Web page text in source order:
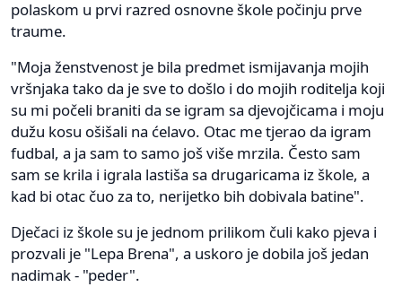
polaskom u prvi razred osnovne škole počinju prve
traume.
"Moja ženstvenost je bila predmet ismijavanja mojih
vršnjaka tako da je sve to došlo i do mojih roditelja koji
su mi počeli braniti da se igram sa djevojčicama i moju
dužu kosu ošišali na ćelavo. Otac me tjerao da igram
fudbal, a ja sam to samo još više mrzila. Često sam
sam se krila i igrala lastiša sa drugaricama iz škole, a
kad bi otac čuo za to, nerijetko bih dobivala batine".
Dječaci iz škole su je jednom prilikom čuli kako pjeva i
prozvali je "Lepa Brena", a uskoro je dobila još jedan
nadimak - "peder".